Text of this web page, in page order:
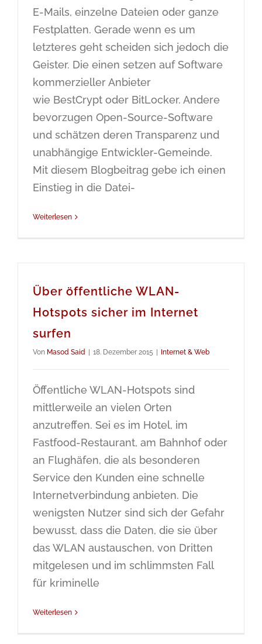
E-Mails, einzelne Dateien oder ganze
Festplatten. Gerade wenn es um
letzteres geht scheiden sich jedoch die
Geister. Die einen setzen auf Software
kommerzieller Anbieter
wie BestCrypt oder BitLocker. Andere
bevorzugen Open-Source-Software
und schätzen deren Transparenz und
unabhängige Entwickler-Gemeinde.
Mit diesem Blogbeitrag gebe ich einen
Einstieg in die Datei-
Weiterlesen
Über öffentliche WLAN-
Hotspots sicher im Internet
surfen
Von Masod Said 18. Dezember 2015 Internet & Web
Öffentliche WLAN-Hotspots sind
mittlerweile an vielen Orten
anzutreffen. Sei es im Hotel, im
Fastfood-Restaurant, am Bahnhof oder
an Flughäfen, die als besonderen
Service den Kunden eine schnelle
Internetverbindung anbieten. Die
wenigsten Nutzer sind sich der Gefahr
bewusst, dass die Daten, die sie über
das WLAN austauschen, von Dritten
mitgelesen und im schlimmsten Fall
für kriminelle
Weiterlesen